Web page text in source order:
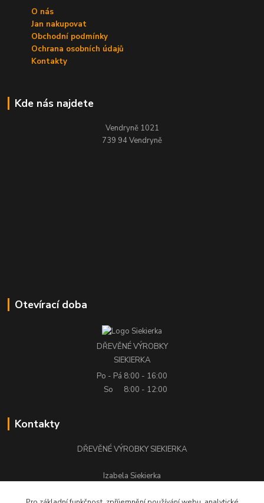
O nás
Jan nakupovat
Obchodní podmínky
Ochrana osobních údajů
Kontakty
Kde nás najdete
Vendryně 1021
739 94 Vendryně
Otevírací doba
DŘEVĚNÉ VÝROBKY
SIEKIERKA
Po - Pá 8:00 - 16:00
So
8:00 - 12:00
Kontakty
DŘEVĚNÉ VÝROBKY SIEKIERKA
Izabela Siekierka